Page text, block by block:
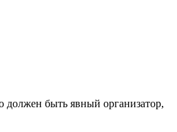
должен быть явный организатор,